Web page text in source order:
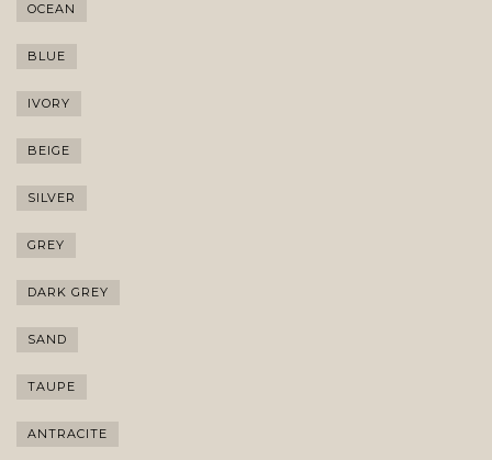
OCEAN
BLUE
IVORY
BEIGE
SILVER
GREY
DARK GREY
SAND
TAUPE
ANTRACITE